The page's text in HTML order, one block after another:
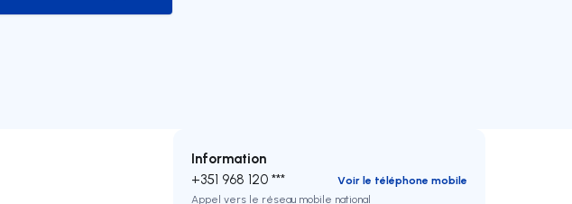
Information
+351 968 120 ***
Voir le téléphone mobile
Appel vers le réseau mobile national